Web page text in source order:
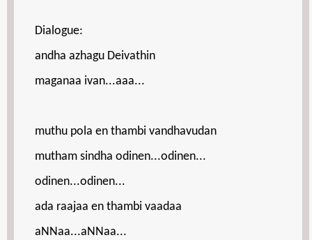
Dialogue:
andha azhagu Deivathin
maganaa ivan...aaa...
muthu pola en thambi vandhavudan
mutham sindha odinen...odinen...
odinen...odinen...
ada raajaa en thambi vaadaa
aNNaa...aNNaa...